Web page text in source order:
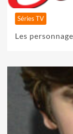
Séries TV
Les